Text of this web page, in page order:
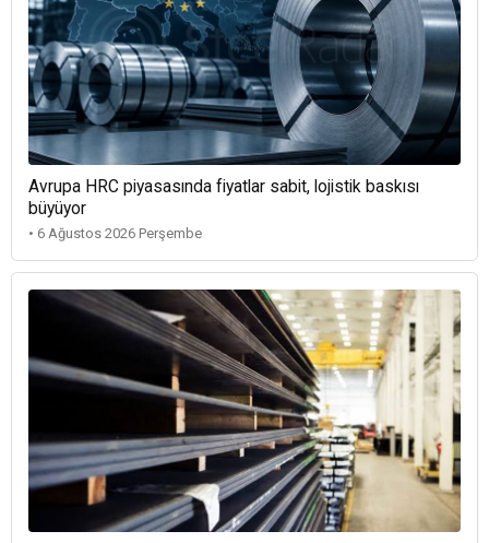
Avrupa HRC piyasasında fiyatlar sabit, lojistik baskısı
büyüyor
• 6 Ağustos 2026 Perşembe